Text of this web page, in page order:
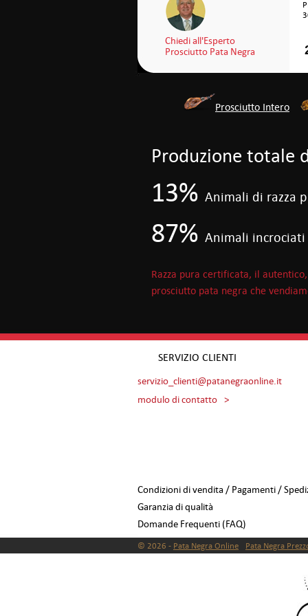
Prosciutto Intero
Produzione totale
13% Animali di razza
87% Animali incrociati
Razza pura certificata, il
prosciutto pata negra che
Chiedi all'Esperto
Prosciutto Pata Negra
SERVIZIO CLIENTI
servizio_clienti@patanegraonline.it
modulo di contatto
>
Condizioni di vendita / Pagamenti /
Garanzia di qualità
Domande Frequenti (FAQ)
© 2026 - Pata Negra Online Pata Negra